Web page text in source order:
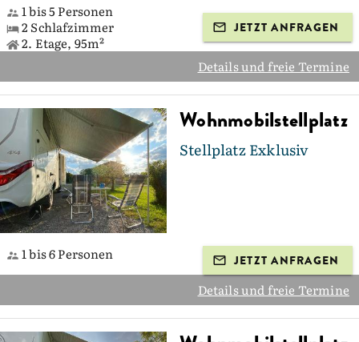
1 bis 5 Personen
2 Schlafzimmer
2. Etage, 95m²
JETZT ANFRAGEN
Details und freie Termine
Wohnmobilstellplatz
Stellplatz Exklusiv
1 bis 6 Personen JETZT ANFRAGEN
Details und freie Termine